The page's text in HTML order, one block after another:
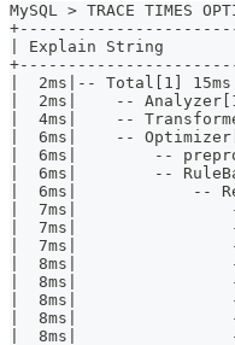
MySQL > TRACE TIMES
| Explain String
|  2ms|--
|  2ms|    --
|  4ms|    --
|  6ms|    --
|  6ms|        --
|  6ms|        --
|  6ms|            --
|  7ms|                --
|  7ms|                --
|  7ms|                --
|  8ms|
|  8ms|                --
|  8ms|                --
|  8ms|                --
|  8ms|                --